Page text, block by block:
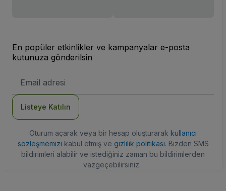
En popüler etkinlikler ve kampanyalar e-posta
kutunuza gönderilsin
posta
Listeye Katılın
Oturum açarak veya bir hesap oluşturarak kullanıcı
sözleşmemizi kabul etmiş ve gizlilik politikası. Bizden SMS
bildirimleri alabilir ve istediğiniz zaman bu bildirimlerden
vazgeçebilirsiniz.